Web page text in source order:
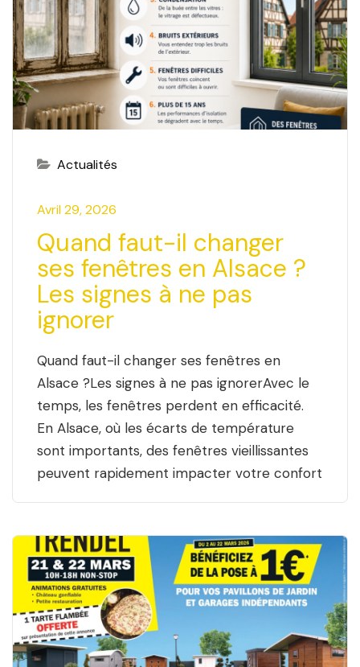
Actualités
Avril 29, 2026
Quand faut-il changer
ses fenêtres en Alsace ?
Les signes à ne pas
ignorer
Quand faut-il changer ses fenêtres en
Alsace ?Les signes à ne pas ignorerAvec le
temps, les fenêtres perdent en efficacité.
En Alsace, où les écarts de température
sont importants, des fenêtres vieillissantes
peuvent rapidement impacter votre confort